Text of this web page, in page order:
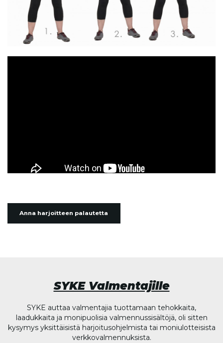
Anna harjoitteen palautetta
SYKE Valmentajille
SYKE auttaa valmentajia tuottamaan tehokkaita,
laadukkaita ja monipuolisia valmennussisältöjä, oli sitten
kysymys yksittäisistä harjoitusohjelmista tai moniulotteisista
verkkovalmennuksista.